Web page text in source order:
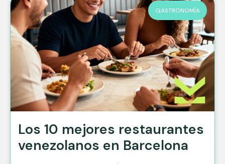
GASTRONOMÍA
Los 10 mejores restaurantes
venezolanos en Barcelona